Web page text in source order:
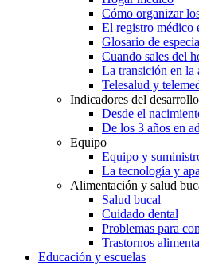
Cómo organizar
El registro médico
Glosario de
Cuando sales del
La transición en la
Telesalud y
Indicadores del desarrollo
Desde el
De los 3 años en
Equipo
Equipo y
La tecnología y
Alimentación y salud
Salud bucal
Cuidado dental
Problemas para
Trastornos
Educación y escuelas